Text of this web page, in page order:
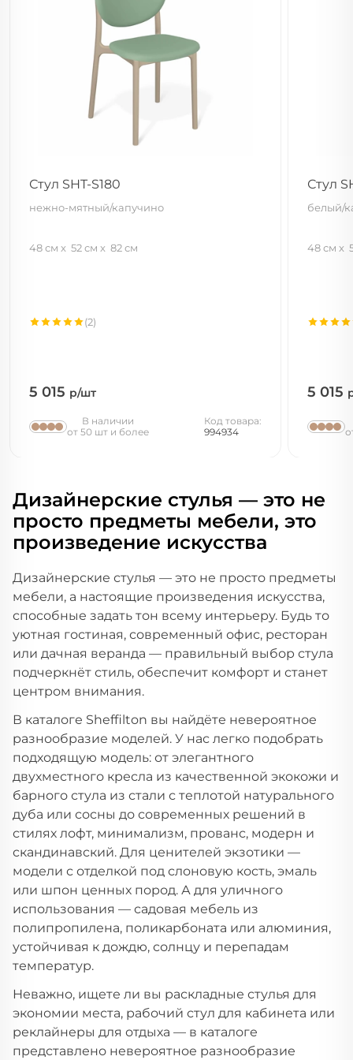
Стул SHT-S180
нежно-мятный/капучино
48 см 52 см 82 см
5 015 р/шт
(2)
В наличии
от 50 шт и более
Код товара:
994934
Стул
белый/
48 см
5 015
Дизайнерские стулья — это не
просто предметы мебели, это
произведение искусства
Дизайнерские стулья — это не просто предметы
мебели, а настоящие произведения искусства,
способные задать тон всему интерьеру. Будь то
уютная гостиная, современный офис, ресторан
или дачная веранда — правильный выбор стула
подчеркнёт стиль, обеспечит комфорт и станет
центром внимания.
В каталоге Sheffilton вы найдёте невероятное
разнообразие моделей. У нас легко подобрать
подходящую модель: от элегантного
двухместного кресла из качественной экокожи и
барного стула из стали с теплотой натурального
дуба или сосны до современных решений в
стилях лофт, минимализм, прованс, модерн и
скандинавский. Для ценителей экзотики —
модели с отделкой под слоновую кость, эмаль
или шпон ценных пород. А для уличного
использования — садовая мебель из
полипропилена, поликарбоната или алюминия,
устойчивая к дождю, солнцу и перепадам
температур.
Неважно, ищете ли вы раскладные стулья для
экономии места, рабочий стул для кабинета или
реклайнеры для отдыха — в каталоге
представлено невероятное разнообразие